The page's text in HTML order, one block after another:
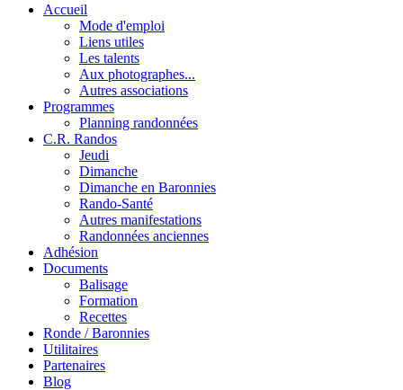
Accueil
Mode d'emploi
Liens utiles
Les talents
Aux photographes...
Autres associations
Programmes
Planning randonnées
C.R. Randos
Jeudi
Dimanche
Dimanche en Baronnies
Rando-Santé
Autres manifestations
Randonnées anciennes
Adhésion
Documents
Balisage
Formation
Recettes
Ronde / Baronnies
Utilitaires
Partenaires
Blog